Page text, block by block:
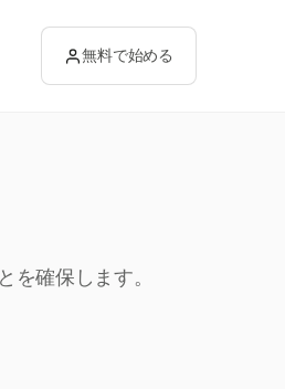
無料で始める
確保します。